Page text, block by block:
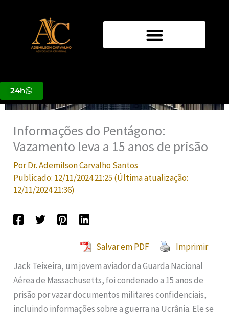
conteúdo
24h
Informações do Pentágono:
Vazamento leva a 15 anos de prisão
PorDr. Ademilson Carvalho Santos
Publicado: 12/11/2024 21:25 (Última atualização:
12/11/2024 21:36)
Salvar em PDF
Imprimir
Jack Teixeira, um jovem aviador da Guarda Nacional
Aérea de Massachusetts, foi condenado a 15 anos de
prisão por vazar documentos militares confidenciais,
incluindo informações sobre a guerra na Ucrânia. Ele se